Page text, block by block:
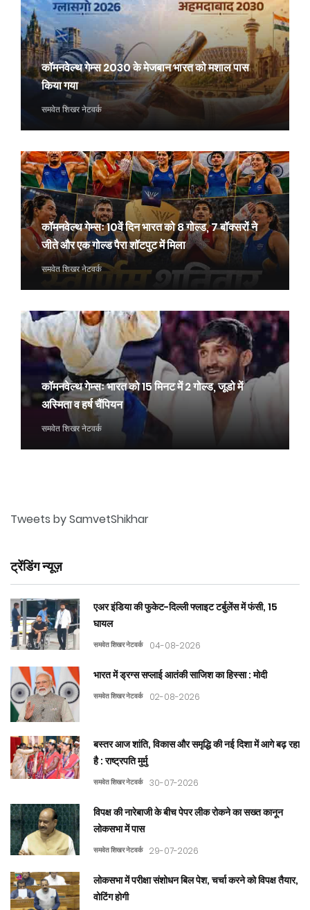
कॉमनवेल्थ गेम्स 2030 के मेजबान भारत को मशाल पास
किया गया
समवेत शिखर नेटवर्क
कॉमनवेल्थ गेम्सः 10वें दिन भारत को 8 गोल्ड, 7 बॉक्सरों ने
जीते और एक गोल्ड पैरा शॉटपुट में मिला
समवेत शिखर नेटवर्क
कॉमनवेल्थ गेम्सः भारत को 15 मिनट में 2 गोल्ड, जूडो में
अस्मिता व हर्ष चैंपियन
समवेत शिखर नेटवर्क
Tweets by SamvetShikhar
ट्रेंडिंग न्यूज़
एअर इंडिया की फुकेट-दिल्ली फ्लाइट टर्बुलेंस में फंसी, 15
घायल
समवेत शिखर नेटवर्क 04-08-2026
भारत में ड्रग्स सप्लाई आतंकी साजिश का हिस्सा : मोदी
समवेत शिखर नेटवर्क 02-08-2026
बस्तर आज शांति, विकास और समृद्धि की नई दिशा में आगे बढ़ रहा
है : राष्ट्रपति मुर्मु
समवेत शिखर नेटवर्क 30-07-2026
विपक्ष की नारेबाजी के बीच पेपर लीक रोकने का सख्त कानून
लोकसभा में पास
समवेत शिखर नेटवर्क 29-07-2026
लोकसभा में परीक्षा संशोधन बिल पेश, चर्चा करने को विपक्ष तैयार,
वोटिंग होगी